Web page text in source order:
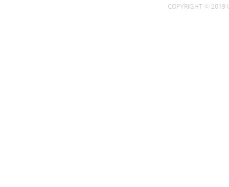
COPYRIGHT ⓒ 2019